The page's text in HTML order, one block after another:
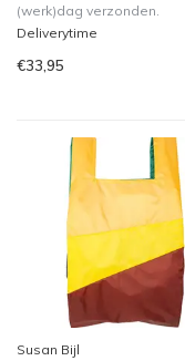
(werk)dag verzonden.
Deliverytime
€33,95
Susan Bijl